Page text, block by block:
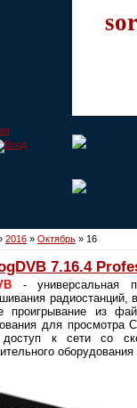
2016 » Октябрь » 16
7.16.4
- универсальная
радиостанций,
проигрывание из
для просмотра
к сети со
оборудования